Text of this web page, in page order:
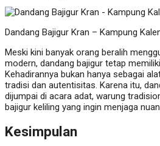
Dandang Bajigur Kran – Kampung
Meski kini banyak orang beralih
modern, dandang bajigur tetap
Kehadirannya bukan hanya sebagai
tradisi dan autentisitas. Karena itu,
dijumpai di acara adat, warung
bajigur keliling yang ingin menjaga
Kesimpulan